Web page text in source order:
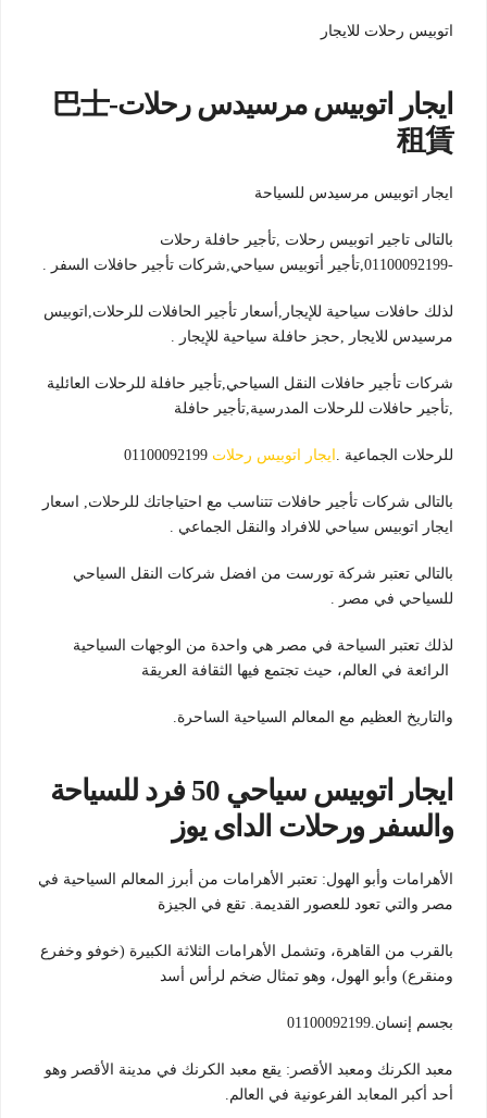
اتوبيس رحلات للايجار
ايجار اتوبيس مرسيدس رحلات-巴士
租賃
ايجار اتوبيس مرسيدس للسياحة
بالتالى تاجير اتوبيس رحلات ,تأجير حافلة رحلات
-01100092199,تأجير أتوبيس سياحي,شركات تأجير حافلات السفر .
لذلك حافلات سياحية للإيجار,أسعار تأجير الحافلات للرحلات,اتوبيس
مرسيدس للايجار ,حجز حافلة سياحية للإيجار .
شركات تأجير حافلات النقل السياحي,تأجير حافلة للرحلات العائلية
,تأجير حافلات للرحلات المدرسية,تأجير حافلة
للرحلات الجماعية . ايجار اتوبيس رحلات
بالتالى شركات تأجير حافلات تتناسب مع احتياجاتك للرحلات, اسعار
ايجار اتوبيس سياحي للافراد والنقل الجماعي .
بالتالي تعتبر شركة تورست من افضل شركات النقل السياحي
للسياحي في مصر .
لذلك تعتبر السياحة في مصر هي واحدة من الوجهات السياحية
الرائعة في العالم، حيث تجتمع فيها الثقافة العريقة
والتاريخ العظيم مع المعالم السياحية الساحرة.
ايجار اتوبيس سياحي 50 فرد للسياحة
والسفر ورحلات الداى يوز
الأهرامات وأبو الهول: تعتبر الأهرامات من أبرز المعالم السياحية في
مصر والتي تعود للعصور القديمة. تقع في الجيزة
بالقرب من القاهرة، وتشمل الأهرامات الثلاثة الكبيرة (خوفو وخفرع
ومنقرع) وأبو الهول، وهو تمثال ضخم لرأس أسد
بجسم إنسان.01100092199
معبد الكرنك ومعبد الأقصر: يقع معبد الكرنك في مدينة الأقصر وهو
أحد أكبر المعابد الفرعونية في العالم.